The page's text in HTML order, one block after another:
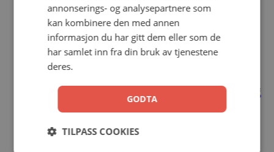
Kunstskinn
999,00kr Legg i handlekurv
Studentbibelen / FOKUS brun m/reg
Kunstskinn
annonserings- og analysepartnere som
kan kombinere den med annen
informasjon du har gitt dem eller som de
har samlet inn fra din bruk av tjenestene
deres.
GODTA
TILPASS COOKIES